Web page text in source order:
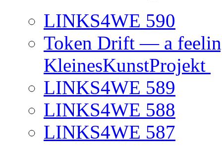
LINKS4WE 590
Token Drift — a
KleinesKunstProjekt
LINKS4WE 589
LINKS4WE 588
LINKS4WE 587